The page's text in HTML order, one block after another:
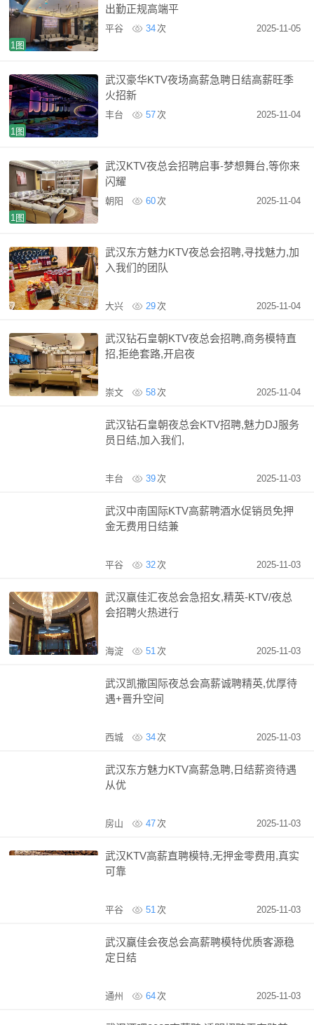
1图
出勤正规高端平
平谷 34 次 2025-11-05
1图
武汉豪华KTV夜场高薪急聘日结高薪旺季
火招新
丰台 57 次 2025-11-04
1图
武汉KTV夜总会招聘启事-梦想舞台,等你来
闪耀
朝阳 60 次 2025-11-04
武汉东方魅力KTV夜总会招聘,寻找魅力,加
入我们的团队
大兴 29 次 2025-11-04
武汉钻石皇朝KTV夜总会招聘,商务模特直
招,拒绝套路,开启夜
崇文 58 次 2025-11-04
武汉钻石皇朝夜总会KTV招聘,魅力DJ服务
员日结,加入我们,
丰台 39 次 2025-11-03
武汉中南国际KTV高薪聘酒水促销员免押
金无费用日结兼
平谷 32 次 2025-11-03
武汉赢佳汇夜总会急招女,精英-KTV/夜总
会招聘火热进行
海淀 51 次 2025-11-03
武汉凯撒国际夜总会高薪诚聘精英,优厚待
遇+晋升空间
西城 34 次 2025-11-03
武汉东方魅力KTV高薪急聘,日结薪资待遇
从优
房山 47 次 2025-11-03
武汉KTV高薪直聘模特,无押金零费用,真实
可靠
平谷 51 次 2025-11-03
武汉赢佳会夜总会高薪聘模特优质客源稳
定日结
通州 64 次 2025-11-03